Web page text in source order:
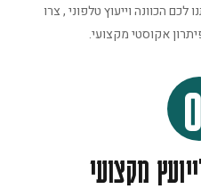
הכוונה וייעוץ טלפוני , צרו
אקוסטי מקצועי.
מקצועי